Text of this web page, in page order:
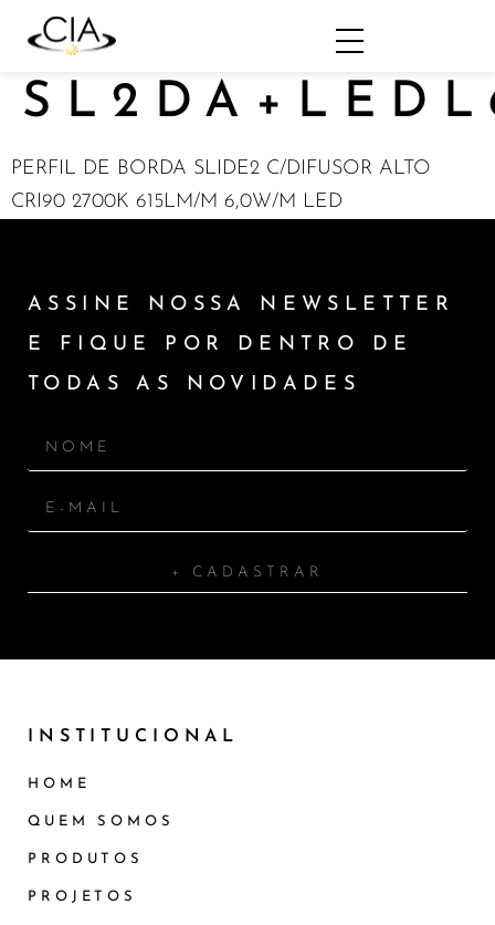
PERFIL DE BORDA SLIDE2 C/DIFUSOR ALTO
CRI90 2700K 615LM/M 6,0W/M LED
ASSINE NOSSA NEWSLETTER
E FIQUE POR DENTRO DE
TODAS AS NOVIDADES
+ CADASTRAR
INSTITUCIONAL
HOME
QUEM SOMOS
PRODUTOS
PROJETOS